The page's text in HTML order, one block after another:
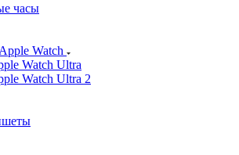
часы
Apple Watch
Watch Ultra
Watch Ultra 2